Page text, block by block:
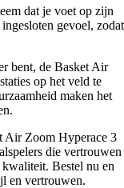
dat je voet op zijn
gevoel, zodat
bent, de Basket Air
op het veld te
maken het
Air Zoom Hyperace 3
die vertrouwen
Bestel nu en
en vertrouwen.